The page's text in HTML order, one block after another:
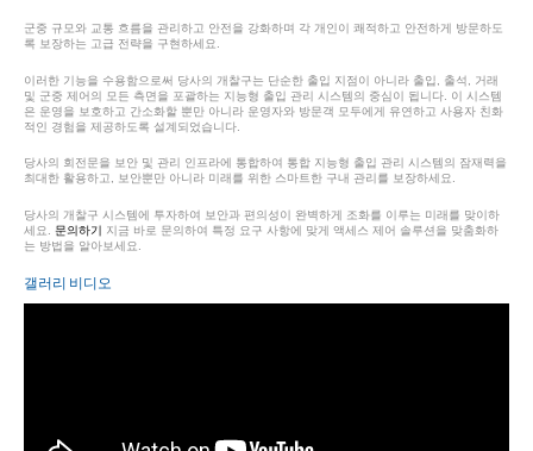
군중 규모와 교통 흐름을 관리하고 안전을 강화하며 각 개인이 쾌적하고 안전하게 방문하도
록 보장하는 고급 전략을 구현하세요.
이러한 기능을 수용함으로써 당사의 개찰구는 단순한 출입 지점이 아니라 출입, 출석, 거래
및 군중 제어의 모든 측면을 포괄하는 지능형 출입 관리 시스템의 중심이 됩니다. 이 시스템
은 운영을 보호하고 간소화할 뿐만 아니라 운영자와 방문객 모두에게 유연하고 사용자 친화
적인 경험을 제공하도록 설계되었습니다.
당사의 회전문을 보안 및 관리 인프라에 통합하여 통합 지능형 출입 관리 시스템의 잠재력을
최대한 활용하고, 보안뿐만 아니라 미래를 위한 스마트한 구내 관리를 보장하세요.
당사의 개찰구 시스템에 투자하여 보안과 편의성이 완벽하게 조화를 이루는 미래를 맞이하
세요.
문의하기 지금 바로 문의하여 특정 요구 사항에 맞게 액세스 제어 솔루션을 맞춤화하
는 방법을 알아보세요.
갤러리 비디오